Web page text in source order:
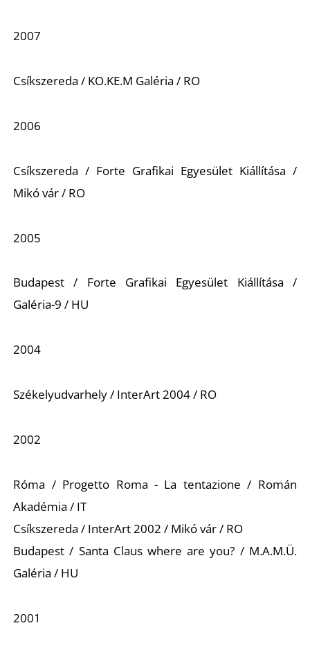
2007
Csíkszereda / KO.KE.M Galéria / RO
2006
Csíkszereda / Forte Grafikai Egyesület Kiállítása /
Mikó vár / RO
2005
Budapest / Forte Grafikai Egyesület Kiállítása /
Galéria-9 / HU
2004
Székelyudvarhely / InterArt 2004 / RO
2002
Róma / Progetto Roma - La tentazione / Román
Akadémia / IT
Csíkszereda / InterArt 2002 / Mikó vár / RO
Budapest / Santa Claus where are you? / M.A.M.Ü.
Galéria / HU
2001